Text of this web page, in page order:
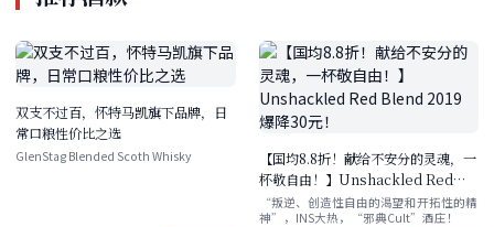
双支不过百，怀特马凯旗下品牌，日
常口粮性价比之选
GlenStag Blended Scoth Whisky
【国均8.8折！献给不安分的灵魂，一
杯敬自由！】Unshackled Red
Blend 2019 爆降30元！
“叛逆、创造性自由的渴望和开拓性的精
神”，INS大热，“邪典Cult”酒庄！